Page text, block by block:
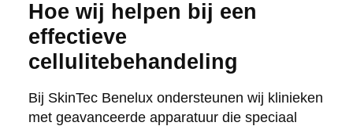
Hoe wij helpen bij een
effectieve
cellulitebehandeling
Bij SkinTec Benelux ondersteunen wij klinieken
met geavanceerde apparatuur die speciaal